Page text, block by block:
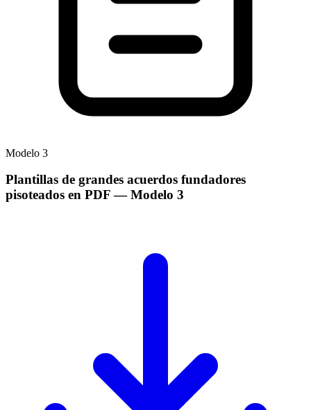
Modelo 3
Plantillas de grandes acuerdos fundadores
pisoteados en PDF— Modelo 3